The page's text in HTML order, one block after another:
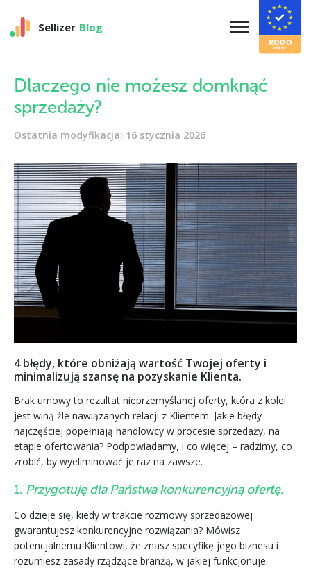
Sellizer Blog
Dlaczego nie możesz domknąć
sprzedaży?
Ostatnia modyfikacja: 16 stycznia 2026
4 błędy, które obniżają wartość Twojej oferty i
minimalizują szansę na pozyskanie Klienta.
Brak umowy to rezultat nieprzemyślanej oferty, która z kolei
jest winą źle nawiązanych relacji z Klientem. Jakie błędy
najczęściej popełniają handlowcy w procesie sprzedaży, na
etapie ofertowania? Podpowiadamy, i co więcej – radzimy, co
zrobić, by wyeliminować je raz na zawsze.
1. Przygotuję dla Państwa konkurencyjną ofertę.
Co dzieje się, kiedy w trakcie rozmowy sprzedażowej
gwarantujesz konkurencyjne rozwiązania? Mówisz
potencjalnemu Klientowi, że znasz specyfikę jego biznesu i
rozumiesz zasady rządzące branżą, w jakiej funkcjonuje.